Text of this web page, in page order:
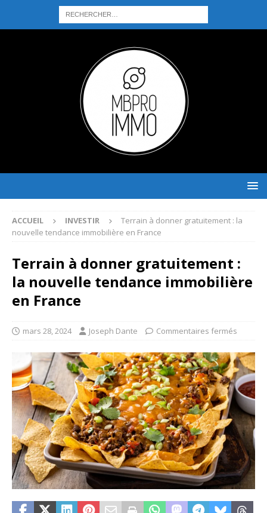
ACCUEIL INVESTIR
Terrain à donner gratuitement : la
nouvelle tendance immobilière en France
Terrain à donner gratuitement :
la nouvelle tendance immobilière
en France
mars 28, 2024 Joseph Dante Commentaires fermés